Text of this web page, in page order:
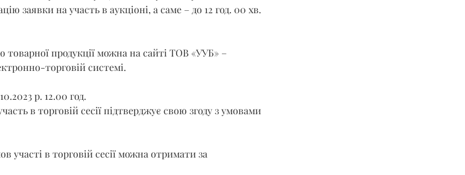
заявки на участь в аукціоні, а саме – до 12 год. 00 хв.
продукції можна на сайті ТОВ «УУБ» –
торговій системі.
р. 12.00 год.
в торговій сесії підтверджує свою згоду з умовами
участі в торговій сесії можна отримати за